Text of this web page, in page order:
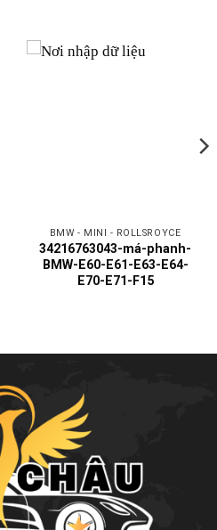
BMW - MINI - ROLLSROYCE
34216763043-má-phanh-
BMW-E60-E61-E63-E64-
E70-E71-F15